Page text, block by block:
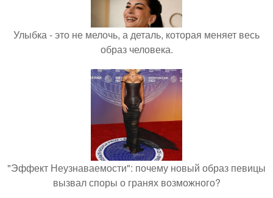
Улыбка - это не мелочь, а деталь, которая меняет весь
образ человека.
"Эффект Неузнаваемости": почему новый образ певицы
вызвал споры о гранях возможного?